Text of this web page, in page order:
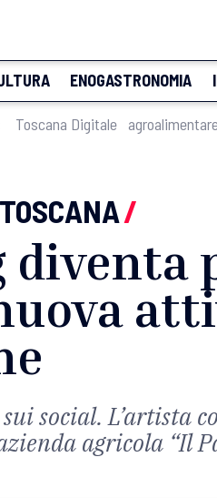
ENOGASTRONOMIA
Toscana Digitale
/
diventa
social. L’artista
agricola “Il